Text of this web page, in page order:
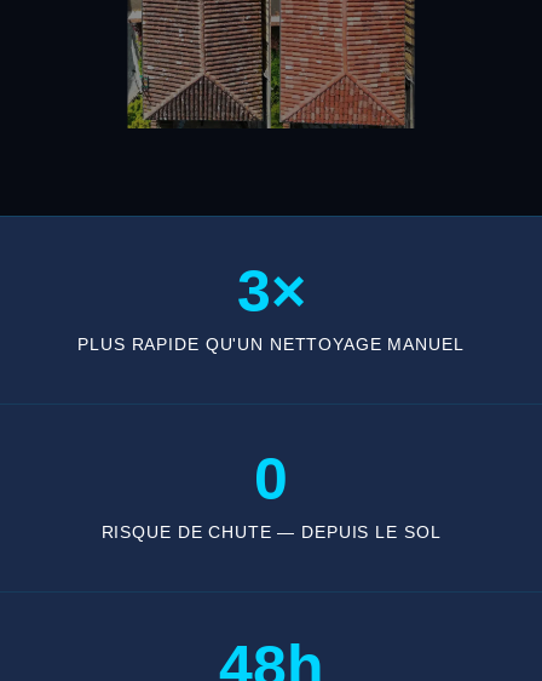
3×
PLUS RAPIDE QU'UN NETTOYAGE MANUEL
0
RISQUE DE CHUTE — DEPUIS LE SOL
48h